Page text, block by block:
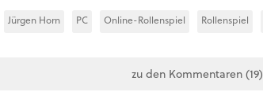
Jürgen Horn PC Online-Rollenspiel Rollenspiel
zu den Kommentaren (19)